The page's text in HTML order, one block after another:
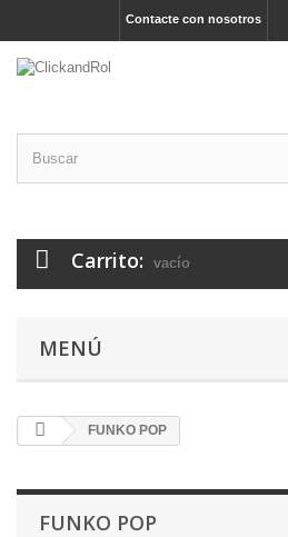
Contacte con nosotros
Carrito: vacío
MENÚ
FUNKO POP
FUNKO POP